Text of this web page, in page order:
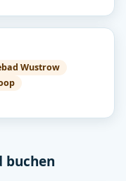
Wustrow
buchen